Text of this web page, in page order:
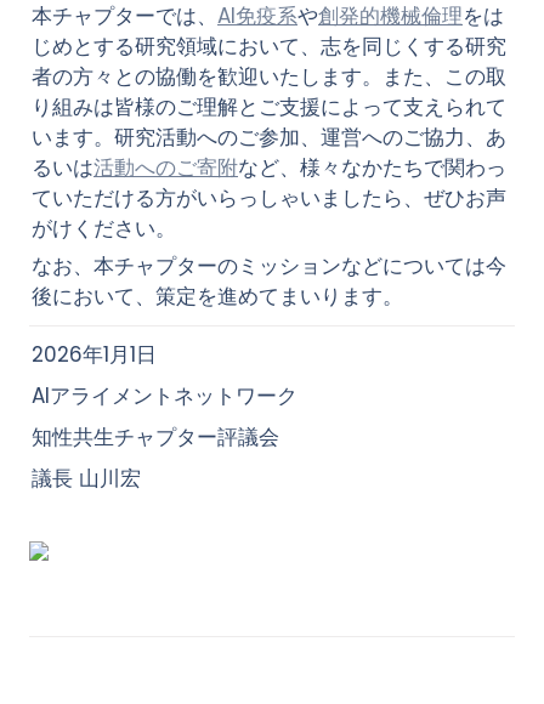
本チャプターでは、 AI免疫系や創発的機械倫理をは
じめとする研究領域において、志を同じくする研究
者の方々との協働を歓迎いたします。また、この取
り組みは皆様のご理解とご支援によって支えられて
います。研究活動へのご参加、運営へのご協力、あ
るいは活動へのご寄附など、様々なかたちで関わっ
ていただける方がいらっしゃいましたら、ぜひお声
がけください。
なお、本チャプターのミッションなどについては今
後において、策定を進めてまいります。
2026年1月1日
AIアライメントネットワーク
知性共生チャプター評議会
議長 山川宏